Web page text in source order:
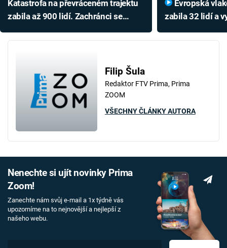
Katastrofa na převráceném trajektu
zabila až 900 lidí. Zachránci se
zabila 32 lidí a
Filip Šula
Redaktor FTV Prima, Prima
ZOOM
VŠECHNY ČLÁNKY AUTORA
Nenechte si ujít novinky Prima
Zoom!
Zanechte nám svůj e-mail a 1x týdně vás
upozorníme na to nejnovější a nejlepší z
našeho webu.